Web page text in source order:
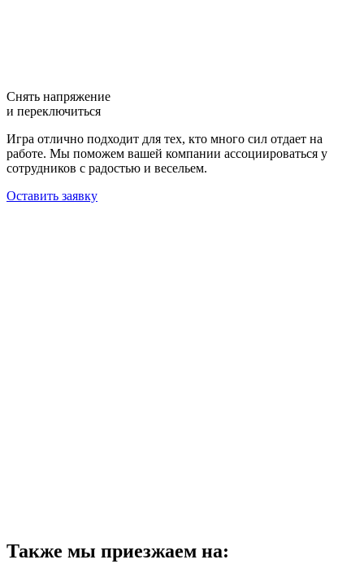
Снять напряжение
и переключиться
Игра отлично подходит для тех, кто много сил отдает на
работе. Мы поможем вашей компании ассоциироваться у
сотрудников с радостью и весельем.
Оставить заявку
Также мы приезжаем на: